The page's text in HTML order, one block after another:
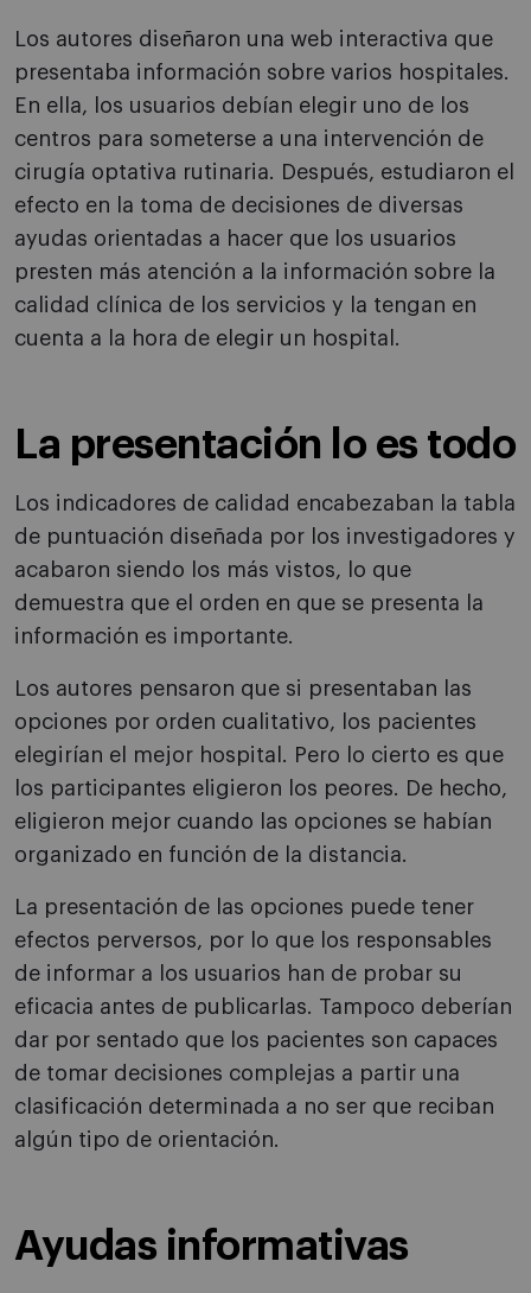
Los autores diseñaron una web interactiva que
presentaba información sobre varios hospitales.
En ella, los usuarios debían elegir uno de los
centros para someterse a una intervención de
cirugía optativa rutinaria. Después, estudiaron el
efecto en la toma de decisiones de diversas
ayudas orientadas a hacer que los usuarios
presten más atención a la información sobre la
calidad clínica de los servicios y la tengan en
cuenta a la hora de elegir un hospital.
La presentación lo es todo
Los indicadores de calidad encabezaban la tabla
de puntuación diseñada por los investigadores y
acabaron siendo los más vistos, lo que
demuestra que el orden en que se presenta la
información es importante.
Los autores pensaron que si presentaban las
opciones por orden cualitativo, los pacientes
elegirían el mejor hospital. Pero lo cierto es que
los participantes eligieron los peores. De hecho,
eligieron mejor cuando las opciones se habían
organizado en función de la distancia.
La presentación de las opciones puede tener
efectos perversos, por lo que los responsables
de informar a los usuarios han de probar su
eficacia antes de publicarlas. Tampoco deberían
dar por sentado que los pacientes son capaces
de tomar decisiones complejas a partir una
clasificación determinada a no ser que reciban
algún tipo de orientación.
Ayudas informativas